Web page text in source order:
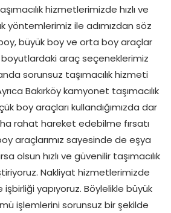
hizmetlerimizde hızlı ve
yöntemlerimiz ile adımızdan söz
büyük boy ve orta boy araçlar
boyutlardaki araç seçeneklerimiz
sorunsuz taşımacılık hizmeti
Bakırköy kamyonet taşımacılık
boy araçları kullandığımızda dar
rahat hareket edebilme fırsatı
araçlarımız sayesinde de eşya
olsun hızlı ve güvenilir taşımacılık
Nakliyat hizmetlerimizde
yapıyoruz. Böylelikle büyük
işlemlerini sorunsuz bir şekilde